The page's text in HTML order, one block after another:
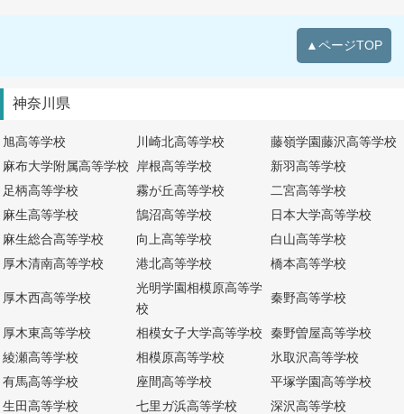
▲ページTOP
神奈川県
旭高等学校 川崎北高等学校
藤嶺学園藤沢高等学校
麻布大学附属高等学校
岸根高等学校
新羽高等学校
足柄高等学校
霧が丘高等学校
二宮高等学校
麻生高等学校
鵠沼高等学校
日本大学高等学校
麻生総合高等学校
向上高等学校
白山高等学校
厚木清南高等学校
港北高等学校 橋本高等学校
厚木西高等学校
光明学園相模原高等学
校
秦野高等学校
厚木東高等学校 相模女子大学高等学校
秦野曽屋高等学校
綾瀬高等学校
相模原高等学校
氷取沢高等学校
有馬高等学校
座間高等学校
平塚学園高等学校
生田高等学校
七里ガ浜高等学校
深沢高等学校